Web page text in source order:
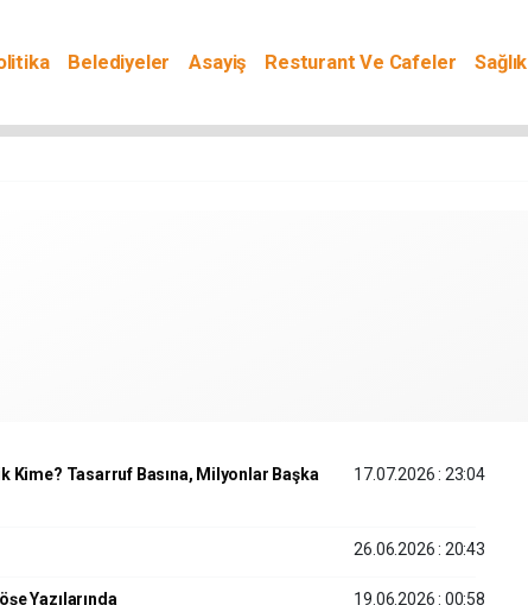
Belediyeler Asayiş Resturant Ve Cafeler Sağlık
Tasarruf Basına, Milyonlar Başka
17.07.2026 : 23:04
26.06.2026 : 20:43
Yazılarında 19.06.2026 : 00:58